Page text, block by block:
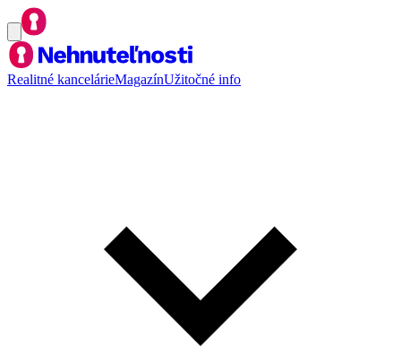
Realitné kancelárieMagazínUžitočné info